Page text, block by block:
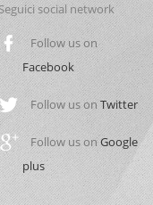
social network
Follow us on
Facebook
Follow us onTwitter
Follow us onGoogle
plus